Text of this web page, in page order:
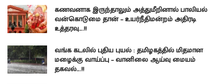
கணவனாக இருந்தாலும் அத்துமீறினால் பாலியல்
வன்கொடுமை தான் – உயர்நீதிமன்றம் அதிரடி
உத்தரவு….!!
வங்க கடலில் புதிய புயல் : தமிழகத்தில் மிதமான
மழைக்கு வாய்ப்பு – வானிலை ஆய்வு மையம்
தகவல்….!!